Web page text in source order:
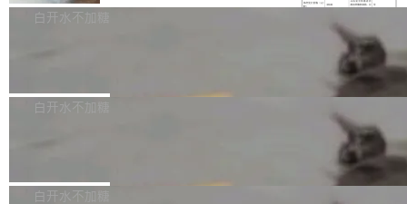
计是基于早期模型的能力—...
可以用来分析、提炼、审阅、建议，但不能用来
不得生成涉及安全性的关键变更，除非作者本身
有限公司披露IPO发行价格及战略配售结果，杭
36个月。 公告显示，本次宇树科技战略配售对
员工参与设立的专项资产管理计划。其中，Dee
白开水不加糖
Bug fixes and enhancements 修复多次传递同
一个回归问题，该问题导致拉取镜像时会拒绝包
白开水不加糖
e 孵化器项目管理委员会（IPMC）投票中获得
白开水不加糖